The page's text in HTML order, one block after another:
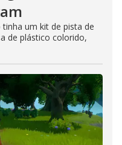
um kit de pista de
de plástico colorido,